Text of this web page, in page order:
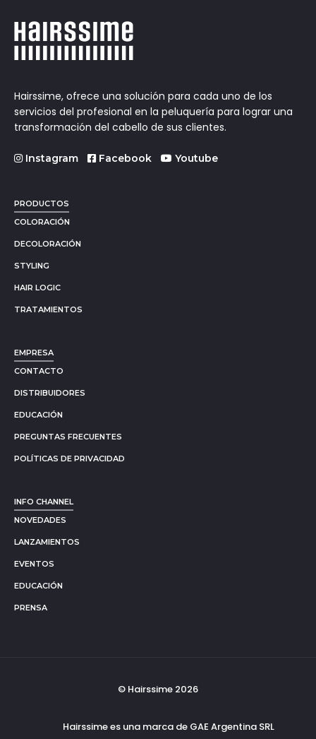
Hairssime, ofrece una solución para cada uno de los
servicios del profesional en la peluquería para lograr una
transformación del cabello de sus clientes.
Instagram Facebook Youtube
PRODUCTOS
COLORACIÓN
DECOLORACIÓN
STYLING
HAIR LOGIC
TRATAMIENTOS
EMPRESA
CONTACTO
DISTRIBUIDORES
EDUCACIÓN
PREGUNTAS FRECUENTES
POLÍTICAS DE PRIVACIDAD
INFO CHANNEL
NOVEDADES
LANZAMIENTOS
EVENTOS
EDUCACIÓN
PRENSA
© Hairssime 2026
Hairssime es una marca de GAE Argentina SRL